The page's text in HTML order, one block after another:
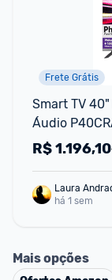
Frete Grátis
Smart TV 40"
Áudio
R$1.196,10
Laura
há 1 sem
Mais opções